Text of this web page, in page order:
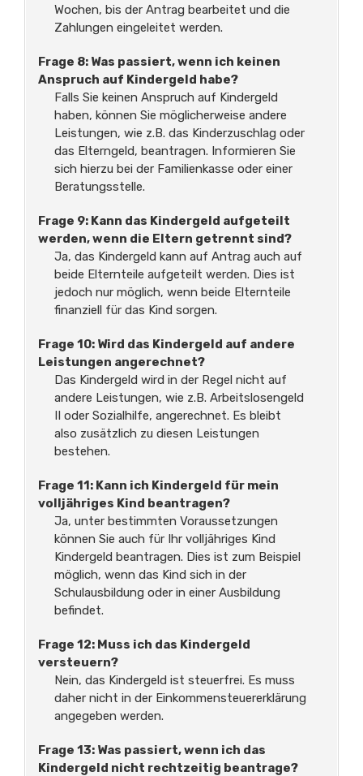
Wochen, bis der Antrag bearbeitet und die
Zahlungen eingeleitet werden.
Frage 8: Was passiert, wenn ich keinen
Anspruch auf Kindergeld habe?
Falls Sie keinen Anspruch auf Kindergeld
haben, können Sie möglicherweise andere
Leistungen, wie z.B. das Kinderzuschlag oder
das Elterngeld, beantragen. Informieren Sie
sich hierzu bei der Familienkasse oder einer
Beratungsstelle.
Frage 9: Kann das Kindergeld aufgeteilt
werden, wenn die Eltern getrennt sind?
Ja, das Kindergeld kann auf Antrag auch auf
beide Elternteile aufgeteilt werden. Dies ist
jedoch nur möglich, wenn beide Elternteile
finanziell für das Kind sorgen.
Frage 10: Wird das Kindergeld auf andere
Leistungen angerechnet?
Das Kindergeld wird in der Regel nicht auf
andere Leistungen, wie z.B. Arbeitslosengeld
II oder Sozialhilfe, angerechnet. Es bleibt
also zusätzlich zu diesen Leistungen
bestehen.
Frage 11: Kann ich Kindergeld für mein
volljähriges Kind beantragen?
Ja, unter bestimmten Voraussetzungen
können Sie auch für Ihr volljähriges Kind
Kindergeld beantragen. Dies ist zum Beispiel
möglich, wenn das Kind sich in der
Schulausbildung oder in einer Ausbildung
befindet.
Frage 12: Muss ich das Kindergeld
versteuern?
Nein, das Kindergeld ist steuerfrei. Es muss
daher nicht in der Einkommensteuererklärung
angegeben werden.
Frage 13: Was passiert, wenn ich das
Kindergeld nicht rechtzeitig beantrage?